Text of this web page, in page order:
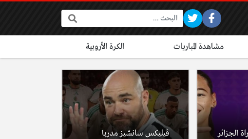
البحث:
مشاهدة المباريات الكرة الأروبية
الجزائر
فيليكس سانشيز مدربا